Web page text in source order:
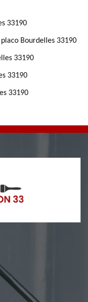
33190
Bourdelles 33190
33190
33190
33190